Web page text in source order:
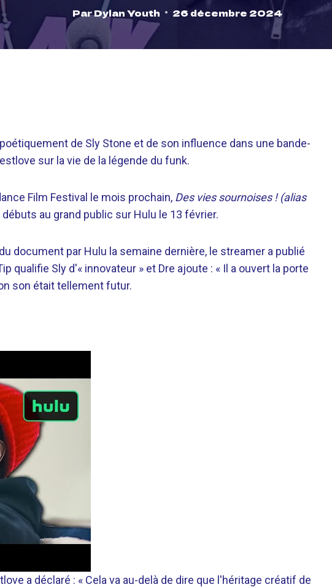
ParDylan Youth 26 décembre 2024
de Sly Stone et de son influence dans une bande-
sur la vie de la légende du funk.
Film Festival le mois prochain, Des vies sournoises ! (alias
au grand public sur Hulu le 13 février.
document par Hulu la semaine dernière, le streamer a publié
qualifie Sly d'« innovateur » et Dre ajoute : « Il a ouvert la porte
son était tellement futur.
a déclaré : « Cela va au-delà de dire que l'héritage créatif de